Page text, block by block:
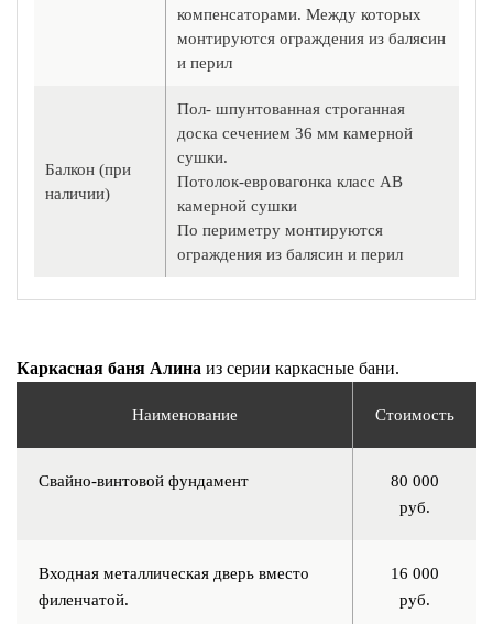
компенсаторами. Между которых
монтируются ограждения из балясин
и перил
Балкон (при
наличии)
Пол- шпунтованная строганная
доска сечением 36 мм камерной
сушки.
Потолок-евровагонка класс АВ
камерной сушки
По периметру монтируются
ограждения из балясин и перил
Каркасная баня Алина из серии каркасные бани.
Наименование Стоимость
Свайно-винтовой фундамент
80 000
руб.
Входная металлическая дверь вместо
филенчатой.
16 000
руб.